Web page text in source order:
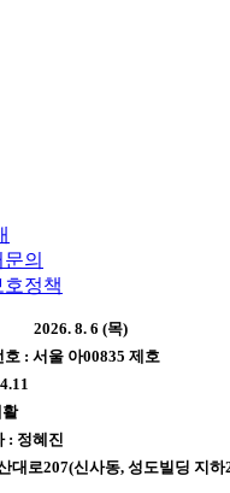
의
정책
2026. 8. 6 (목)
: 서울 아00835 제호
활
: 정혜진
대로207(신사동, 성도빌딩 지하